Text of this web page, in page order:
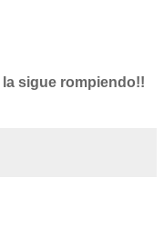
sigue rompiendo!!